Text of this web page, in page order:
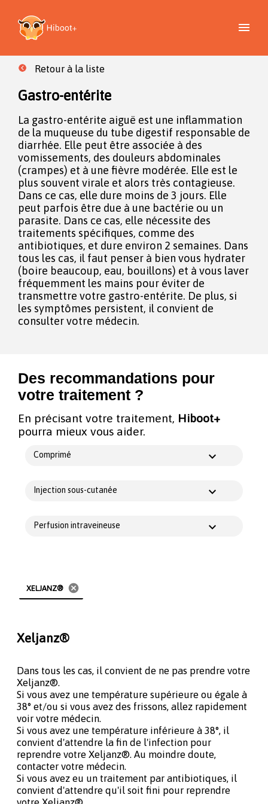
Retour à la liste
Gastro-entérite
La gastro-entérite aiguë est une inflammation
de la muqueuse du tube digestif responsable de
diarrhée. Elle peut être associée à des
vomissements, des douleurs abdominales
(crampes) et à une fièvre modérée. Elle est le
plus souvent virale et alors très contagieuse.
Dans ce cas, elle dure moins de 3 jours. Elle
peut parfois être due à une bactérie ou un
parasite. Dans ce cas, elle nécessite des
traitements spécifiques, comme des
antibiotiques, et dure environ 2 semaines. Dans
tous les cas, il faut penser à bien vous hydrater
(boire beaucoup, eau, bouillons) et à vous laver
fréquemment les mains pour éviter de
transmettre votre gastro-entérite. De plus, si
les symptômes persistent, il convient de
consulter votre médecin.
Des recommandations pour
votre traitement ?
En précisant votre traitement, Hiboot+
pourra mieux vous aider.
Comprimé
Injection sous-cutanée
Perfusion intraveineuse
XELJANZ® cancel
Xeljanz®
Dans tous les cas, il convient de ne pas prendre votre
Xeljanz®.
Si vous avez une température supérieure ou égale à
38° et/ou si vous avez des frissons, allez rapidement
voir votre médecin.
Si vous avez une température inférieure à 38°, il
convient d'attendre la fin de l'infection pour
reprendre votre Xeljanz®. Au moindre doute,
contacter votre médecin.
Si vous avez eu un traitement par antibiotiques, il
convient d'attendre qu'il soit fini pour reprendre